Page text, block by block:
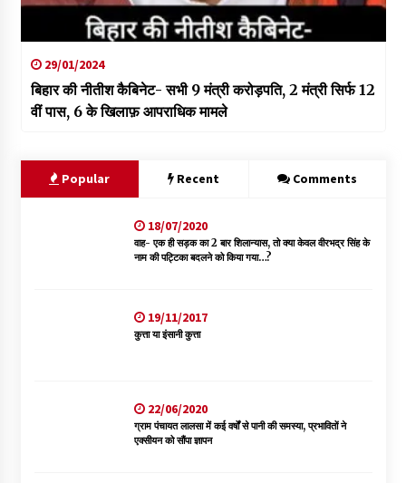
29/01/2024
बिहार की नीतीश कैबिनेट- सभी 9 मंत्री करोड़पति, 2 मंत्री सिर्फ 12
वीं पास, 6 के खिलाफ़ आपराधिक मामले
Popular Recent Comments
18/07/2020
वाह- एक ही सड़क का 2 बार शिलान्यास, तो क्या केवल वीरभद्र सिंह के
नाम की पट्टिका बदलने को किया गया…?
19/11/2017
कुत्ता या इंसानी कुत्ता
22/06/2020
ग्राम पंचायत लालसा में कई वर्षों से पानी की समस्या, प्रभावितों ने
एक्सीयन को सौंपा ज्ञापन